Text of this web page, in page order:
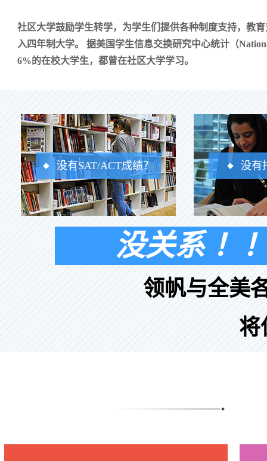
社区大学鼓励学生转学，为学生们提供各种制度支持，教
入四年制大学。 据美国学生信息交换研究中心统计（
6%的在校大学生，都曾在社区大学学习。
没有SAT/ACT成绩？ 没有
没关系 ！
领帆与全美
将